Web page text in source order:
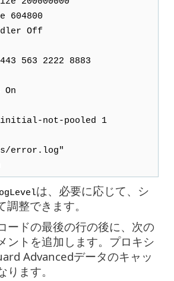
604800
Off
443 563 2222 8883
On
initial-not-pooled 1
error.log"
は、必要に応じて、シ
整できます。
ードの最後の行の後に、次の
ントを追加します。プロキシ
Advancedデータのキャッ
ります。